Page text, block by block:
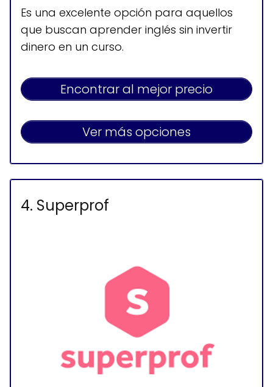
adultos
Horario de atención
Jueves: 18:30-19:30
Es una excelente opción para aquellos
que buscan aprender inglés sin invertir
dinero en un curso.
Encontrar al mejor precio
Ver más opciones
4. Superprof